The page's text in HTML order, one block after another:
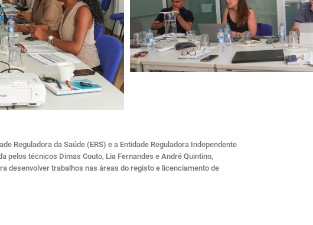
Reguladora da Saúde (ERS) e a Entidade Reguladora Independente
pelos técnicos Dimas Couto, Lia Fernandes e André Quintino,
desenvolver trabalhos nas áreas do registo e licenciamento de